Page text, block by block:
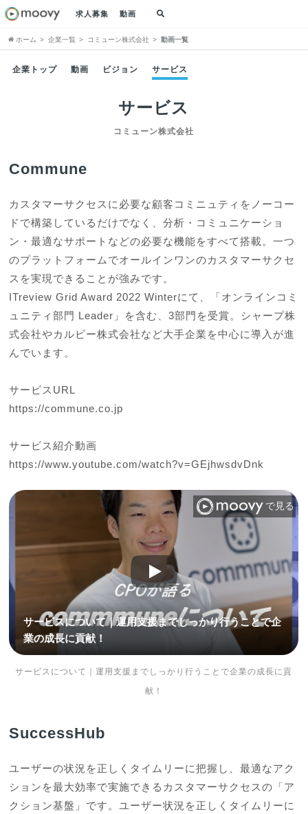
求人募集 動画
ホーム 企業一覧 コミューン株式会社 動画一覧
企業トップ 動画 ビジョン サービス
サービス
コミューン株式会社
Commune
カスタマーサクセスに必要な顧客コミニュティをノーコー
ドで構築しているだけでなく、分析・コミュニケーショ
ン・最適なサポートなどの必要な機能をすべて搭載。一つ
のプラットフォームでオールインワンのカスタマーサクセ
スを実現できることが強みです。
ITreview Grid Award 2022 Winterにて、「オンラインコミ
ュニティ部門 Leader」を含む、3部門を受賞。シャープ株
式会社やカルビー株式会社など大手企業を中心に導入が進
んでいます。
サービスURL
https://commune.co.jp
サービス紹介動画
https://www.youtube.com/watch?v=GEjhwsdvDnk
サービスについて｜運用支援までしっかり行うことで企業の成長に貢
献！
SuccessHub
ユーザーの状況を正しくタイムリーに把握し、最適なアク
ションを最大効率で実施できるカスタマーサクセスの「ア
クション基盤」です。ユーザー状況を正しくタイムリーに